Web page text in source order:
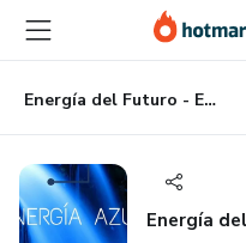
principal
página
de
página
Energía del Futuro - Energía Osmótica
Energía